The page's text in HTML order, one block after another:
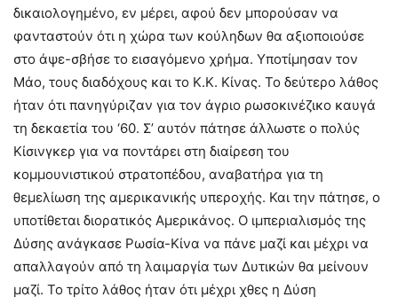
δικαιολογημένο, εν μέρει, αφού δεν μπορούσαν να
φανταστούν ότι η χώρα των κούληδων θα αξιοποιούσε
στο άψε-σβήσε το εισαγόμενο χρήμα. Υποτίμησαν τον
Μάο, τους διαδόχους και το Κ.Κ. Κίνας. Το δεύτερο λάθος
ήταν ότι πανηγύριζαν για τον άγριο ρωσοκινέζικο καυγά
τη δεκαετία του ‘60. Σ’ αυτόν πάτησε άλλωστε ο πολύς
Κίσινγκερ για να ποντάρει στη διαίρεση του
κομμουνιστικού στρατοπέδου, αναβατήρα για τη
θεμελίωση της αμερικανικής υπεροχής. Και την πάτησε, ο
υποτίθεται διορατικός Αμερικάνος. Ο ιμπεριαλισμός της
Δύσης ανάγκασε Ρωσία-Κίνα να πάνε μαζί και μέχρι να
απαλλαγούν από τη λαιμαργία των Δυτικών θα μείνουν
μαζί. Το τρίτο λάθος ήταν ότι μέχρι χθες η Δύση